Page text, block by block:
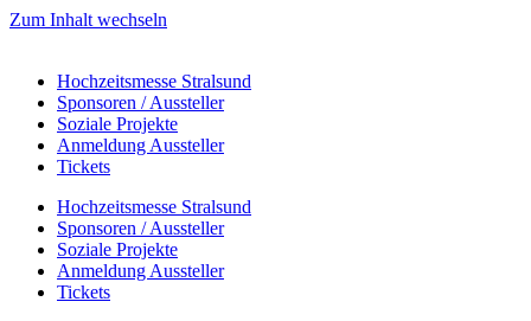
Zum Inhalt wechseln
Hochzeitsmesse Stralsund
Sponsoren / Aussteller
Soziale Projekte
Anmeldung Aussteller
Tickets
Hochzeitsmesse Stralsund
Sponsoren / Aussteller
Soziale Projekte
Anmeldung Aussteller
Tickets